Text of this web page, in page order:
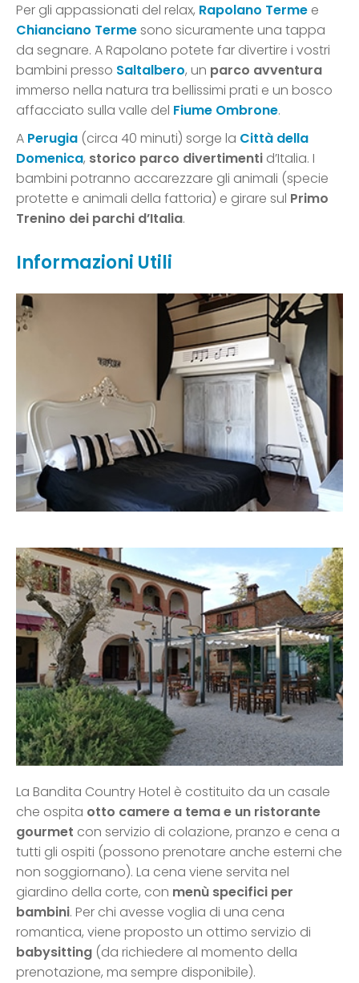
Per gli appassionati del relax, Rapolano Terme e
Chianciano Termesono sicuramente una tappa
da segnare. A Rapolano potete far divertire i vostri
bambini presso Saltalbero, un parco avventura
immerso nella natura tra bellissimi prati e un bosco
affacciato sulla valle del Fiume Ombrone.
A Perugia (circa 40 minuti) sorge la Città della
Domenica, storico parco divertimenti d’Italia. I
bambini potranno accarezzare gli animali (specie
protette e animali della fattoria) e girare sul Primo
Trenino dei parchi d’Italia.
Informazioni Utili
La Bandita Country Hotel è costituito da un casale
che ospita otto camere a tema e un ristorante
gourmet con servizio di colazione, pranzo e cena a
tutti gli ospiti (possono prenotare anche esterni che
non soggiornano). La cena viene servita nel
giardino della corte, con menù specifici per
bambini. Per chi avesse voglia di una cena
romantica, viene proposto un ottimo servizio di
babysitting (da richiedere al momento della
prenotazione, ma sempre disponibile).